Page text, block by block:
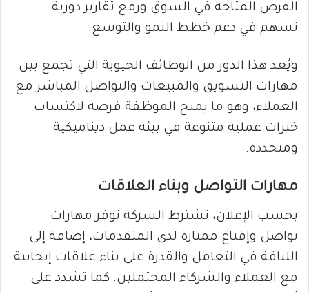
الفرص المتاحة في السوق ورفع تقارير دورية
تسهم في دعم خطط النمو والتوسع.
ويُعد هذا الدور من الوظائف الحيوية التي تجمع بين
مهارات التسويق والمبيعات والتواصل المباشر مع
العملاء، وهو ما يمنح الموظفة فرصة لاكتساب
خبرات عملية متنوعة في بيئة عمل ديناميكية
ومتجددة.
مهارات التواصل وبناء العلاقات
بحسب الإعلان، تشترط الشركة توفر مهارات
تواصل وإقناع ممتازة لدى المتقدمات، إضافة إلى
اللباقة في التعامل والقدرة على بناء علاقات إيجابية
مع العملاء والشركاء المحتملين. كما تشدد على